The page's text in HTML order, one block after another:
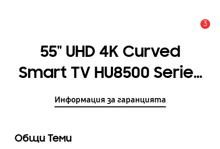
3
55" UHD 4K Curved
Smart TV HU8500 Series
8
Информация за гаранцията
Общи Теми